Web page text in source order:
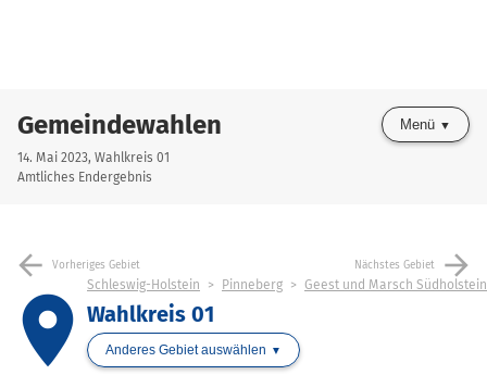
Gemeindewahlen
14. Mai 2023, Wahlkreis 01
Amtliches Endergebnis
Menü
arrow_back Vorheriges Gebiet Nächstes Gebiet arrow_forward
place
Schleswig-Holstein Pinneberg Geest und Marsch Südholstein
Wahlkreis 01
Anderes Gebiet auswählen